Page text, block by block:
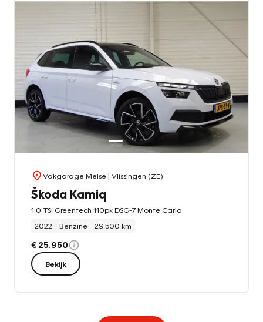
Vakgarage Melse | Vlissingen (ZE)
Škoda Kamiq
1.0 TSI Greentech 110pk DSG-7 Monte Carlo
2022
Benzine 29.500 km
€ 25.950
Bekijk